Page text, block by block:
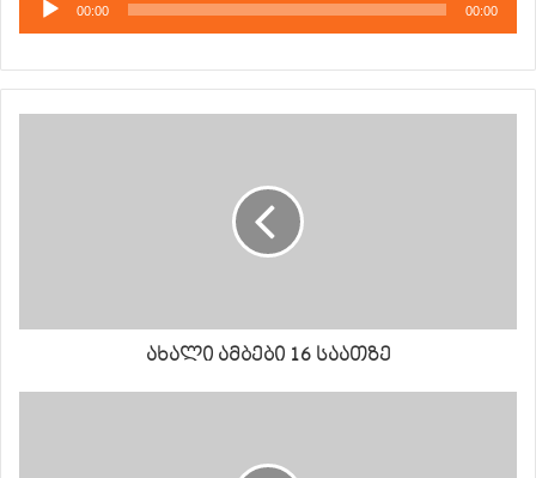
დამკვრელი
00:00 00:00
ახალი ამბები 16 საათზე